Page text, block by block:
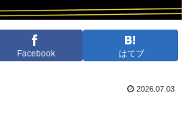
Facebook はてブ
2026.07.03